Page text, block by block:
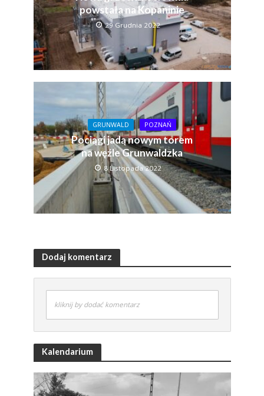
powstała na Kopaninie
29 Grudnia 2022
GRUNWALD POZNAŃ
Pociągi jadą nowym torem
na węźle Grunwaldzka
8 Listopada 2022
Dodaj komentarz
kliknij by dodać komentarz
Kalendarium